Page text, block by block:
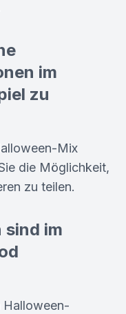
im
zu
Mix
die Möglichkeit,
zu teilen.
sind im
Halloween-